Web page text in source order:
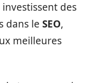
des
dans le SEO,
meilleures